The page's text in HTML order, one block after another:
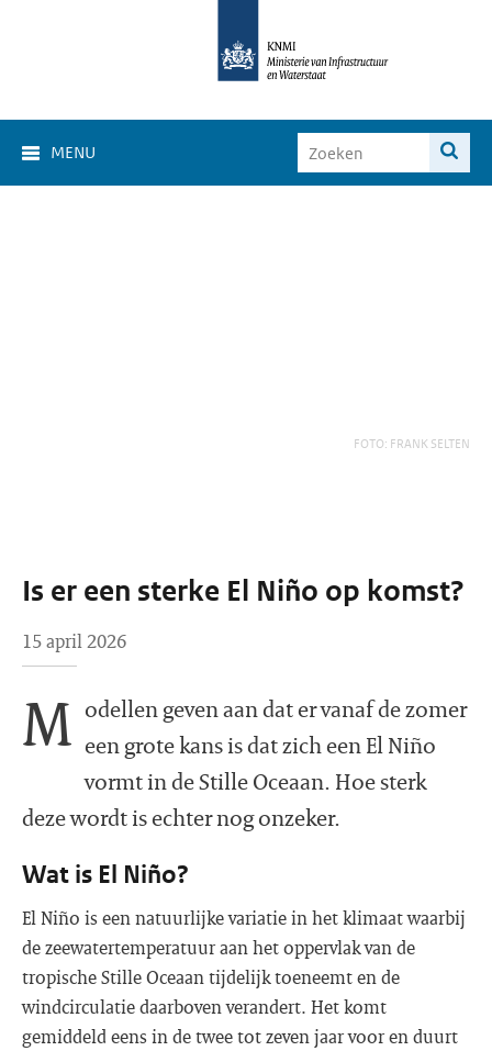
MENU
FOTO: FRANK SELTEN
Is er een sterke El Niño op komst?
15 april 2026
M odellen geven aan dat er vanaf de zomer
een grote kans is dat zich een El Niño
vormt in de Stille Oceaan. Hoe sterk
deze wordt is echter nog onzeker.
Wat is El Niño?
El Niño is een natuurlijke variatie in het klimaat waarbij
de zeewatertemperatuur aan het oppervlak van de
tropische Stille Oceaan tijdelijk toeneemt en de
windcirculatie daarboven verandert. Het komt
gemiddeld eens in de twee tot zeven jaar voor en duurt